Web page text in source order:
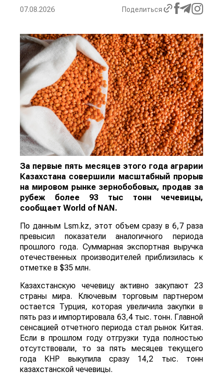
07.08.2026 Поделиться
За первые пять месяцев этого года аграрии
Казахстана совершили масштабный прорыв
на мировом рынке зернобобовых, продав за
рубеж более 93 тыс тонн чечевицы,
сообщает World of NAN.
По данным Lsm.kz, этот объем сразу в 6,7 раза
превысил показатели аналогичного периода
прошлого года. Суммарная экспортная выручка
отечественных производителей приблизилась к
отметке в $35 млн.
Казахстанскую чечевицу активно закупают 23
страны мира. Ключевым торговым партнером
остается Турция, которая увеличила закупки в
пять раз и импортировала 63,4 тыс. тонн. Главной
сенсацией отчетного периода стал рынок Китая.
Если в прошлом году отгрузки туда полностью
отсутствовали, то за пять месяцев текущего
года КНР выкупила сразу 14,2 тыс. тонн
казахстанской чечевицы.